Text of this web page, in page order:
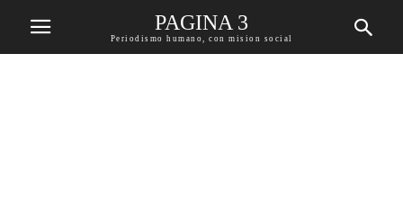
PAGINA 3
Periodismo humano, con mision social